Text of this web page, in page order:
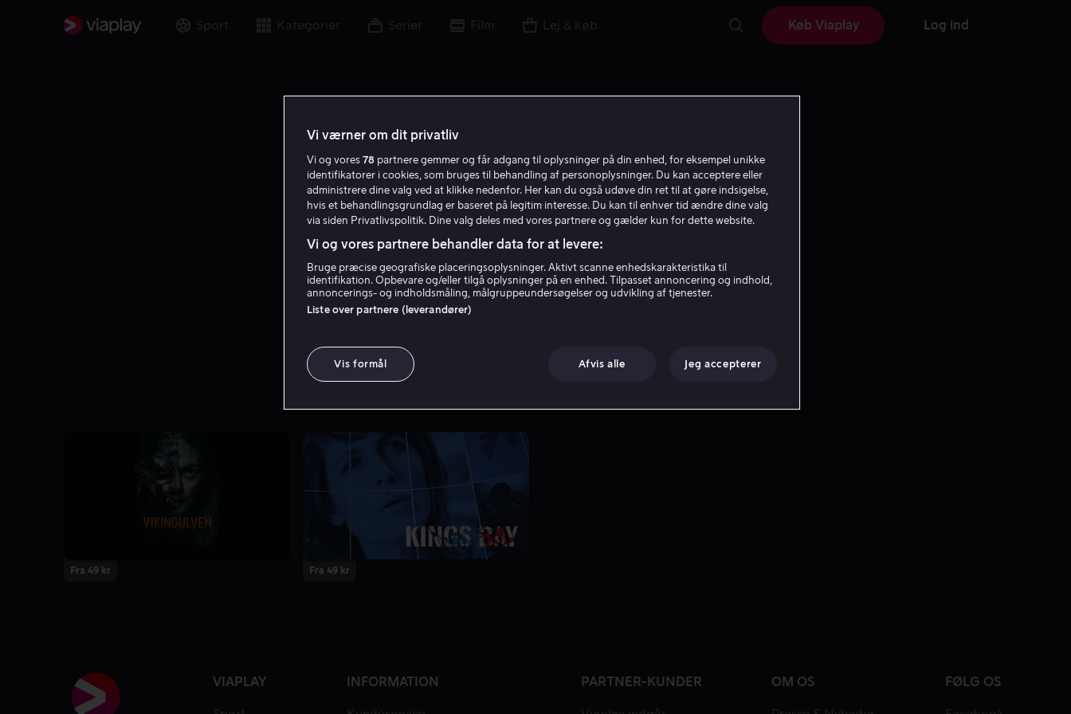
Sport Kategorier Serier Film Lej & køb Køb Viaplay Log ind
S S
Stig Svendsen
Fra 49 kr Fra 49 kr
VIAPLAY INFORMATION PARTNER-KUNDER OM OS FØLG OS
Vi værner om dit privatliv
Vi og vores 78 partnere gemmer og får adgang til oplysninger på din enhed, for eksempel unikke
identifikatorer i cookies, som bruges til behandling af personoplysninger. Du kan acceptere eller
administrere dine valg ved at klikke nedenfor. Her kan du også udøve din ret til at gøre indsigelse,
hvis et behandlingsgrundlag er baseret på legitim interesse. Du kan til enhver tid ændre dine valg
via siden Privatlivspolitik. Dine valg deles med vores partnere og gælder kun for dette website.
Vi og vores partnere behandler data for at levere:
Bruge præcise geografiske placeringsoplysninger. Aktivt scanne enhedskarakteristika til
identifikation. Opbevare og/eller tilgå oplysninger på en enhed. Tilpasset annoncering og indhold,
annoncerings- og indholdsmåling, målgruppeundersøgelser og udvikling af tjenester.
Liste over partnere (leverandører)
Vis formål Afvis alle Jeg accepterer